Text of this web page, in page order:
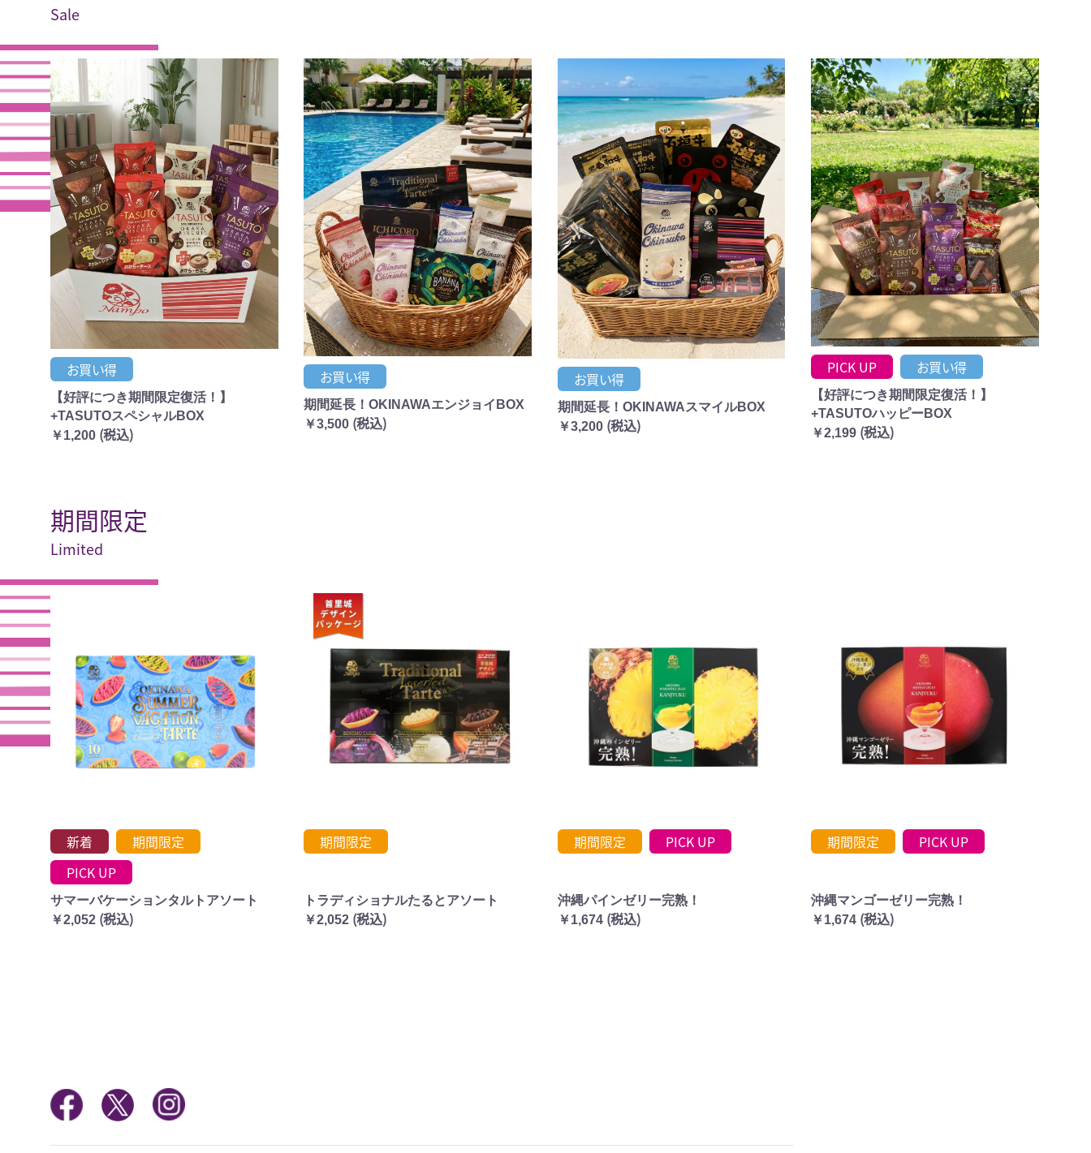
Sale
お買い得
【好評につき期間限定復活！】
+TASUTOスペシャルBOX
￥1,200 (税込)
お買い得
期間延長！OKINAWAエンジョイBOX
￥3,500 (税込)
お買い得
期間延長！OKINAWAスマイルBOX
￥3,200 (税込)
PICK UP お買い得
【好評につき期間限定復活！】
+TASUTOハッピーBOX
￥2,199 (税込)
期間限定
Limited
新着
期間限定
PICK UP
サマーバケーションタルトアソート
￥2,052 (税込)
期間限定
トラディショナルたるとアソート
￥2,052 (税込)
期間限定 PICK UP
沖縄パインゼリー完熟！
￥1,674 (税込)
期間限定 PICK UP
沖縄マンゴーゼリー完熟！
￥1,674 (税込)